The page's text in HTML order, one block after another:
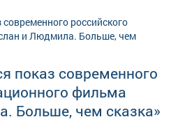
показ современного
фильма
Больше, чем сказка»